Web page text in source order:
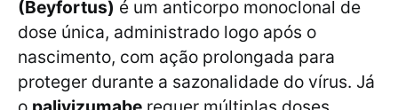
(Beyfortus) é um anticorpo monoclonal de
dose única, administrado logo após o
nascimento, com ação prolongada para
proteger durante a sazonalidade do vírus. Já